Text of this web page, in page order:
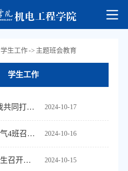
学生工作-> 主题班会教育
学生工作
2024-10-17
“温馨机电宿舍，你我共同打造”优秀宿舍评比活动圆满结束
2024-10-16
机电工程学院24级电气4班召开“新生见面会”主题班会
2024-10-15
机电工程学院组织新生召开学分制解读会